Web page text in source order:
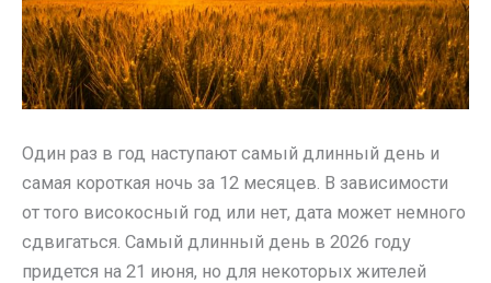
Один раз в год наступают самый длинный день и
самая короткая ночь за 12 месяцев. В зависимости
от того високосный год или нет, дата может немного
сдвигаться. Самый длинный день в 2026 году
придется на 21 июня, но для некоторых жителей